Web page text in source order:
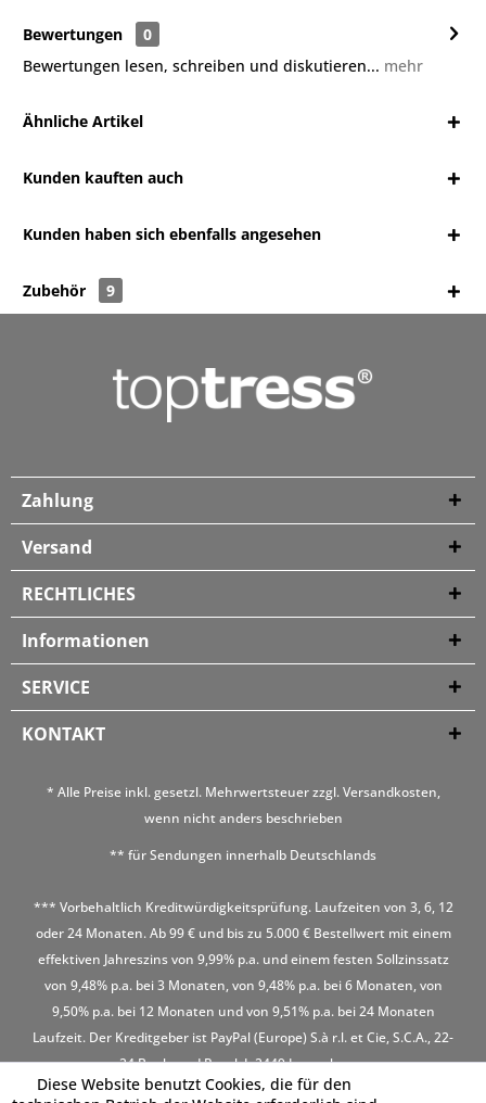
Bewertungen
0
Bewertungen lesen, schreiben und diskutieren... mehr
Ähnliche Artikel
Kunden kauften auch
Kunden haben sich ebenfalls angesehen
Zubehör 9
Zahlung
Versand
RECHTLICHES
Informationen
SERVICE
KONTAKT
* Alle Preise inkl. gesetzl. Mehrwertsteuer zzgl.Versandkosten,
wenn nicht anders beschrieben
** für Sendungen innerhalb Deutschlands
*** Vorbehaltlich Kreditwürdigkeitsprüfung. Laufzeiten von 3, 6, 12
oder 24 Monaten. Ab 99 € und bis zu 5.000 € Bestellwert mit einem
effektiven Jahreszins von 9,99% p.a. und einem festen Sollzinssatz
von 9,48% p.a. bei 3 Monaten, von 9,48% p.a. bei 6 Monaten, von
9,50% p.a. bei 12 Monaten und von 9,51% p.a. bei 24 Monaten
Laufzeit. Der Kreditgeber ist PayPal (Europe) S.à r.l. et Cie, S.C.A., 22-
24 Boulevard Royal, L-2449 Luxembourg
Diese Website benutzt Cookies, die für den